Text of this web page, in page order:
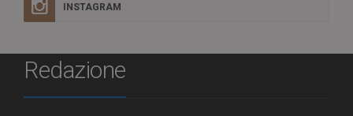
INSTAGRAM
Redazione